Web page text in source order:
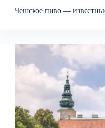
Чешское пиво —